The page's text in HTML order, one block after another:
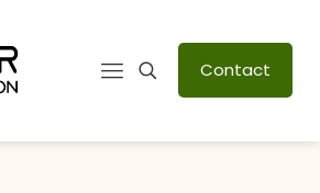
Contact